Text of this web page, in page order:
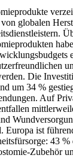
globalen
Die
um 34 %
Auf
Europa ist
43
Zubehör